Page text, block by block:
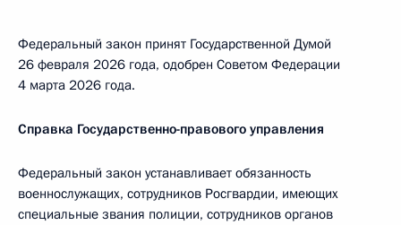
Федеральный закон принят Государственной Думой
26 февраля 2026 года, одобрен Советом Федерации
4 марта 2026 года.
Справка Государственно-правового управления
Федеральный закон устанавливает обязанность
военнослужащих, сотрудников Росгвардии, имеющих
специальные звания полиции, сотрудников органов